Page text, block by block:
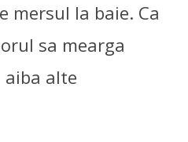
mersul la baie. Ca
sa mearga
aiba alte